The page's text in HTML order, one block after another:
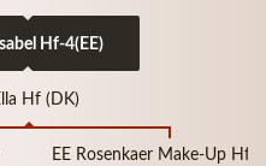
Hf-4(EE)
Hf (DK)
EE Rosenkaer Make-Up Hf